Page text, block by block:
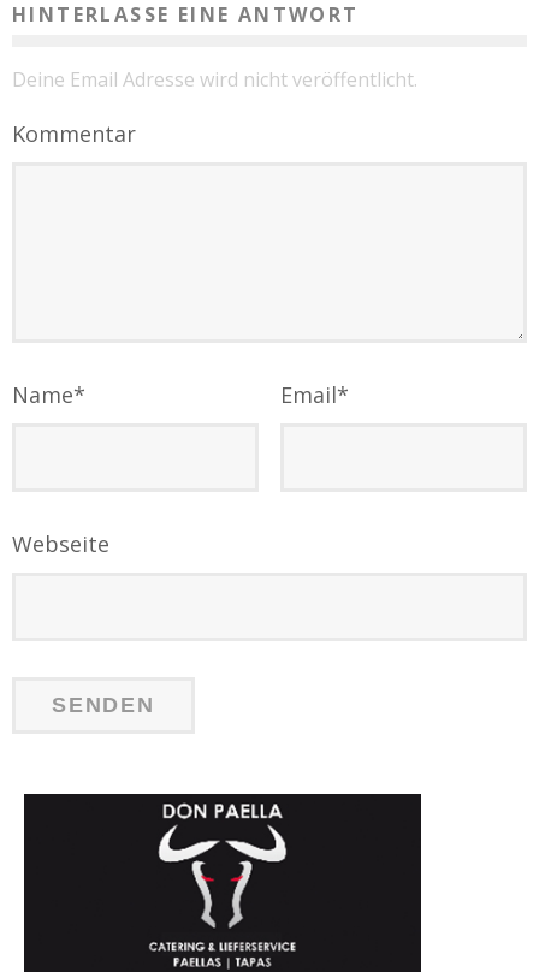
HINTERLASSE EINE ANTWORT
Deine Email Adresse wird nicht veröffentlicht.
Kommentar
Name* Email*
Webseite